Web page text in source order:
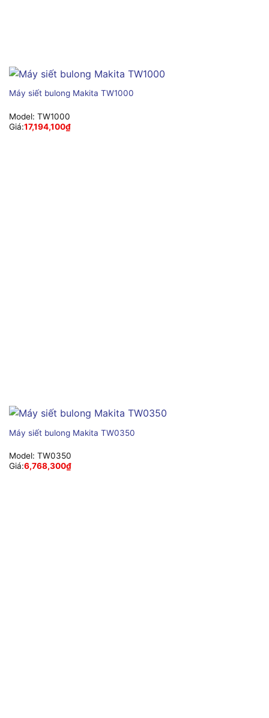
Máy siết bulong Makita TW1000
Model: TW1000
Giá:17,194,100₫
Máy siết bulong Makita TW0350
Model: TW0350
Giá:6,768,300₫